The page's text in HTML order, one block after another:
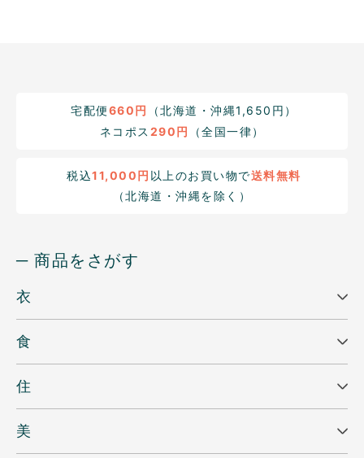
宅配便660円
（北海道・沖縄1,650円）
ネコポス 290円 （全国一律）
税込11,000円 以上のお買い物で送料無料
（北海道・沖縄を除く）
─ 商品をさがす
衣
食
住
美